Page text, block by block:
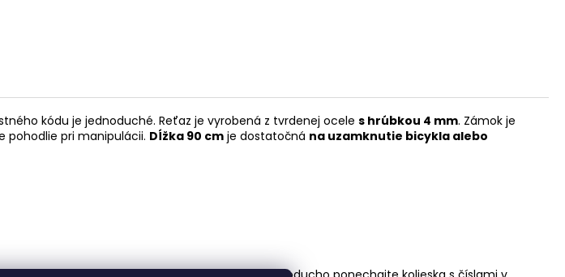
kódu je jednoduché. Reťaz je vyrobená z tvrdenej ocele s hrúbkou 4 mm. Zámok je
pohodlie pri manipulácii. Dĺžka 90 cm je dostatočná na uzamknutie bicykla alebo